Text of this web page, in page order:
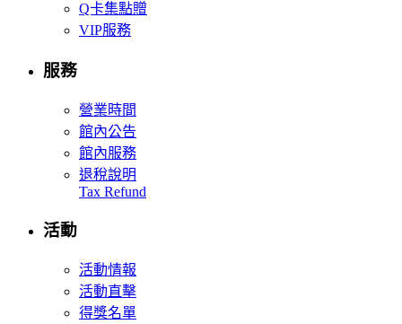
Q卡集點贈
VIP服務
服務
營業時間
館內公告
館內服務
退稅說明
Tax Refund
活動
活動情報
活動直擊
得獎名單